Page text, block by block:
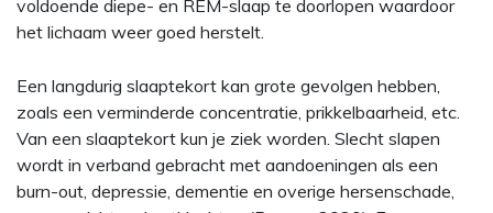
voldoende diepe- en REM-slaap te doorlopen waardoor
het lichaam weer goed herstelt.
Een langdurig slaaptekort kan grote gevolgen hebben,
zoals een verminderde concentratie, prikkelbaarheid, etc.
Van een slaaptekort kun je ziek worden. Slecht slapen
wordt in verband gebracht met aandoeningen als een
burn-out, depressie, dementie en overige hersenschade,